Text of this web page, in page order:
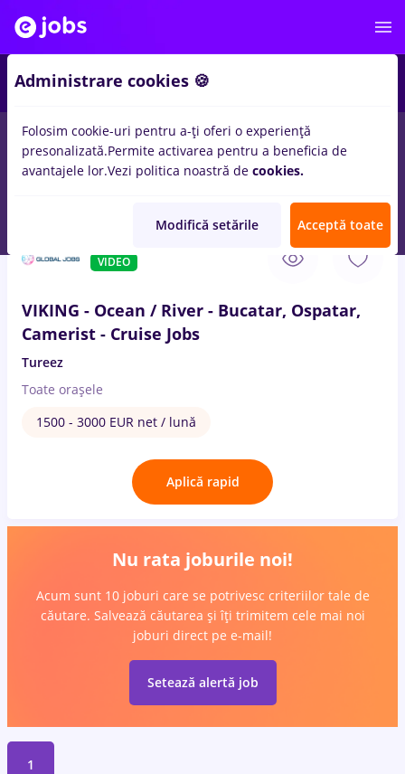
Remote (de acasă) București Cluj-Napoca
VIDEO
VIKING - Ocean / River - Bucatar, Ospatar,
Camerist - Cruise Jobs
Tureez
Toate oraşele
1500 - 3000 EUR net / lună
Aplică rapid
Nu rata joburile noi!
Acum sunt 10 joburi care se potrivesc criteriilor tale de
căutare. Salvează căutarea și îți trimitem cele mai noi
joburi direct pe e-mail!
Setează alertă job
1
Administrare cookies 🍪
Folosim cookie-uri pentru a-ți oferi o experiență
presonalizată.Permite activarea pentru a beneficia de
avantajele lor.Vezi politica noastră de cookies.
Modifică setările Acceptă toate